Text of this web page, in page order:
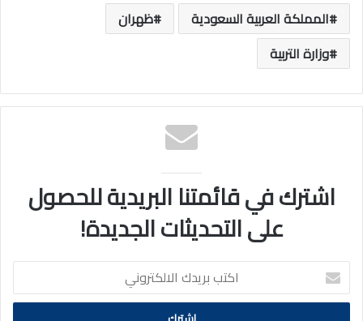
المملكة العربية السعودية
ظهران
وزارة التربية
اشترك في قائمتنا البريدية للحصول
على التحديثات الجديدة!
اكتب
بريدك
الالكتروني